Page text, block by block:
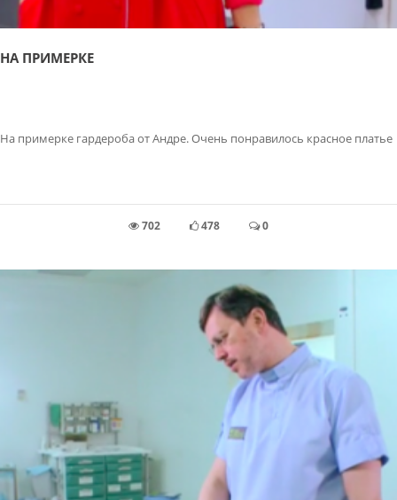
НА ПРИМЕРКЕ
На примерке гардероба от Андре. Очень понравилось красное платье
702 478 0